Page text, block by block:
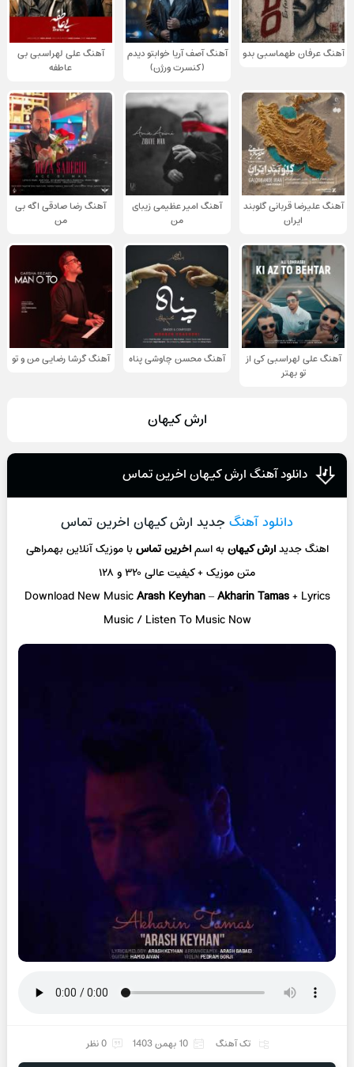
آهنگ عرفان طهماسبی بدو
آهنگ آصف آریا خوابتو دیدم
(کنسرت ورژن)
آهنگ علی لهراسبی بی
عاطفه
آهنگ علیرضا قربانی گلوبند
ایران
آهنگ امیر عظیمی زیبای
من
آهنگ رضا صادقی اگه بی
من
آهنگ علی لهراسبی کی از
تو ‌بهتر
آهنگ محسن چاوشی پناه آهنگ گرشا رضایی من و تو
ارش کیهان
دانلود آهنگ ارش کیهان اخرین تماس
دانلود آهنگ جدید ارش کیهان اخرین تماس
اهنگ جدیدارش کیهانبه اسماخرین تماسبا موزیک آنلاینبهمراهی
متن موزیک + کیفیت عالی ۳۲۰ و ۱۲۸
Download New MusicArash Keyhan–Akharin Tamas+ Lyrics
Music / Listen To Music Now
تک آهنگ 10 بهمن 1403 0 نظر